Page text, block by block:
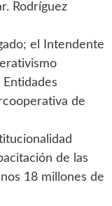
Rodríguez
el Intendente
de
de las
18 millones de